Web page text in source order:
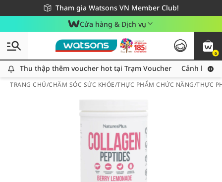
Tham gia Watsons VN Member Club!
Miễn phí giao hàng cho đơn hàng từ 249,000Đ
Giao hàng nhanh 24h - Áp dụng khu vực TP. Hồ Chí Minh
Cửa hàng & Dịch vụ
0
Thu thập thêm voucher hot tại Trạm Voucher
Thu thập thêm voucher hot tại Trạm Voucher Cảnh báo
TRANG CHỦ/CHĂM SÓC SỨC KHỎE/THỰC PHẨM CHỨC NĂNG/THỰC